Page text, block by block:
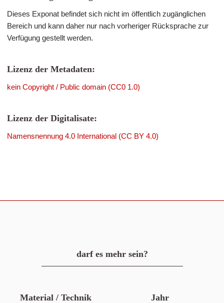
Dieses Exponat befindet sich nicht im öffentlich zugänglichen
Bereich und kann daher nur nach vorheriger Rücksprache zur
Verfügung gestellt werden.
Lizenz der Metadaten:
kein Copyright / Public domain (CC0 1.0)
Lizenz der Digitalisate:
Namensnennung 4.0 International (CC BY 4.0)
darf es mehr sein?
Material / Technik Jahr